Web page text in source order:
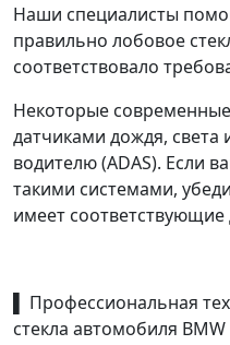
Наши специалисты
правильно лобовое
соответствовало
Некоторые
датчиками дождя,
водителю (ADAS). Если
такими системами,
имеет
▌ Профессиональная
стекла автомобиля BMW